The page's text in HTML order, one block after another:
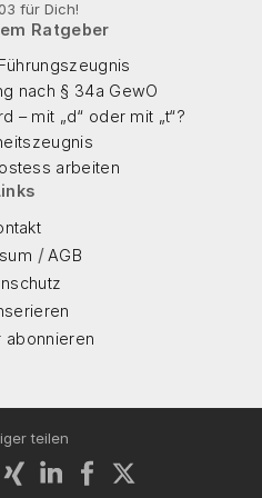
für Dich!
Ratgeber
nach § 34a GewO
– mit „d“ oder mit „t“?
arbeiten
/ AGB
abonnieren
teilen